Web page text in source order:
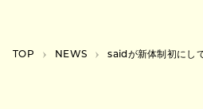
TOP NEWS saidが新体制初にして現体制最後となる2曲